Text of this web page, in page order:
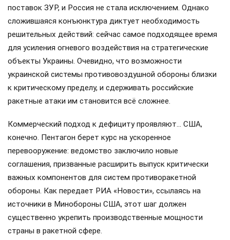
поставок ЗУР, и Россия не стала исключением. Однако
сложившаяся конъюнктура диктует необходимость
решительных действий: сейчас самое подходящее время
для усиления огневого воздействия на стратегические
объекты Украины. Очевидно, что возможности
украинской системы противовоздушной обороны близки
к критическому пределу, и сдерживать российские
ракетные атаки им становится всё сложнее.
Коммерческий подход к дефициту проявляют… США,
конечно. Пентагон берет курс на ускоренное
перевооружение: ведомство заключило новые
соглашения, призванные расширить выпуск критически
важных компонентов для систем противоракетной
обороны. Как передает РИА «Новости», ссылаясь на
источники в Минобороны США, этот шаг должен
существенно укрепить производственные мощности
страны в ракетной сфере.